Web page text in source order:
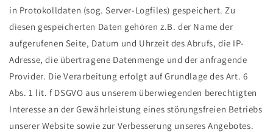
in Protokolldaten (sog. Server-Logfiles) gespeichert. Zu
diesen gespeicherten Daten gehören z.B. der Name der
aufgerufenen Seite, Datum und Uhrzeit des Abrufs, die IP-
Adresse, die übertragene Datenmenge und der anfragende
Provider. Die Verarbeitung erfolgt auf Grundlage des Art. 6
Abs. 1 lit. f DSGVO aus unserem überwiegenden berechtigten
Interesse an der Gewährleistung eines störungsfreien Betriebs
unserer Website sowie zur Verbesserung unseres Angebotes.